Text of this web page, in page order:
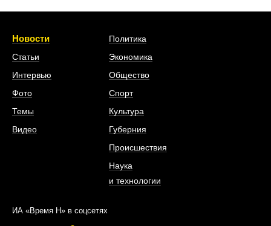
Новости
Статьи
Интервью
Фото
Темы
Видео
Политика
Экономика
Общество
Спорт
Культура
Губерния
Происшествия
Наука
и технологии
ИА «Время Н» в соцсетях